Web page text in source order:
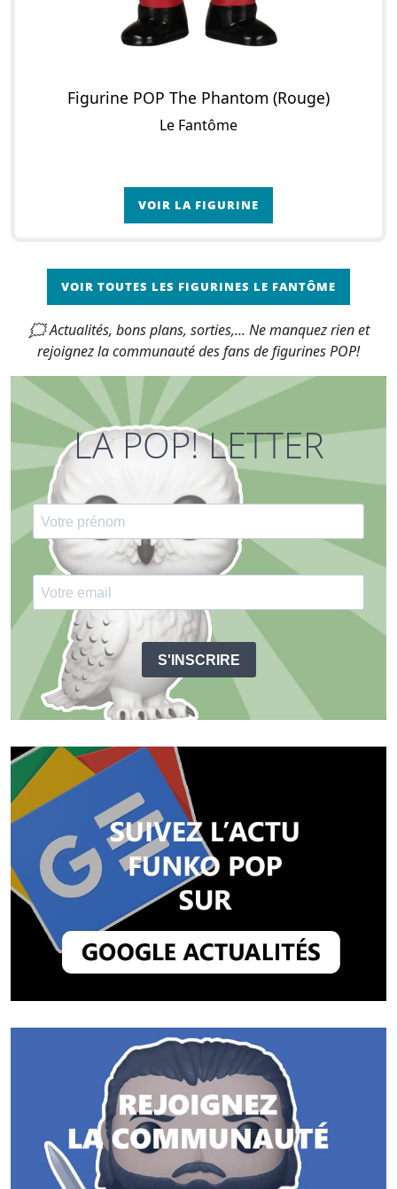
Figurine POP The Phantom (Rouge)
Le Fantôme
VOIR LA FIGURINE
VOIR TOUTES LES FIGURINES LE FANTÔME
🗯 Actualités, bons plans, sorties,... Ne manquez rien et
rejoignez la communauté des fans de figurines POP!
LA POP! LETTER
S'INSCRIRE